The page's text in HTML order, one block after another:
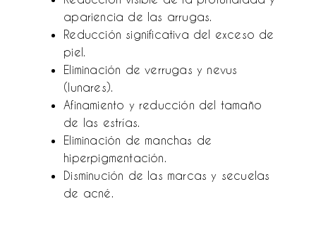
apariencia de las arrugas.
Reducción significativa del exceso de
piel.
Eliminación de verrugas y nevus
(lunares).
Afinamiento y reducción del tamaño
de las estrías.
Eliminación de manchas de
hiperpigmentación.
Disminución de las marcas y secuelas
de acné.